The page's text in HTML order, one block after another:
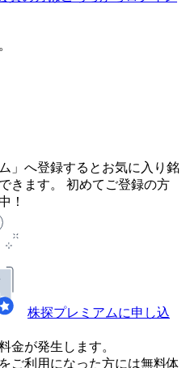
」へ登録するとお気に入り銘
きます。 初めてご登録の方
！
株探プレミアムに申し込
金が発生します。
ご利用になった方には無料体